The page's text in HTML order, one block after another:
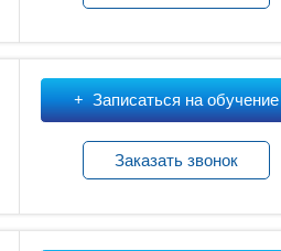
Записаться на обучение
Заказать звонок